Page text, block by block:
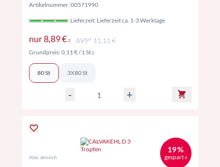
Artikelnummer: 00571990
Lieferzeit: Lieferzeit ca. 1-3 Werktage
nur8,89 € 2Preise inkl. MwSt. ggf. zzgl. Versand
AVP² 11,11 €
Grundpreis:0,11 €/ 1 St 2Preise inkl. MwSt. ggf. zzgl. Versand
80 St 3X80 St
- +
19 %
gespart 4
Abb. ähnlich